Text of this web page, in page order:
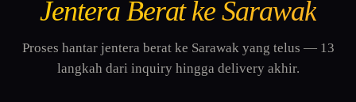
Jentera Berat ke Sarawak
Proses hantar jentera berat ke Sarawak yang telus — 13
langkah dari inquiry hingga delivery akhir.